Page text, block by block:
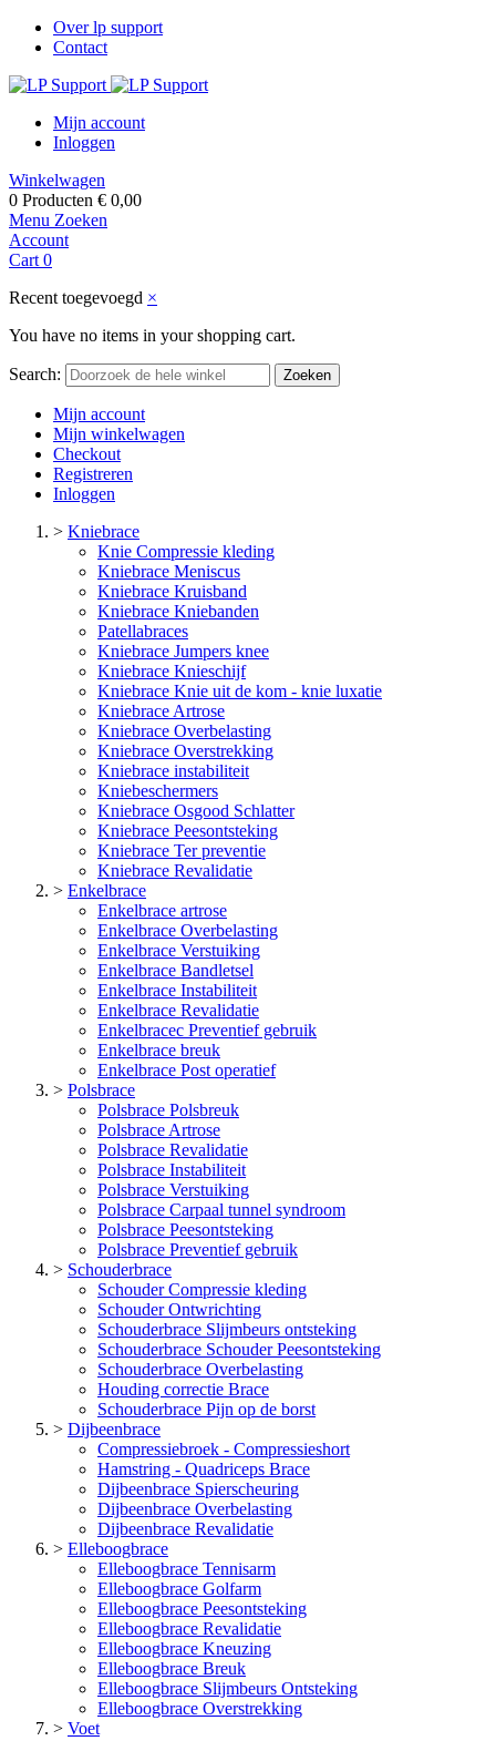
Over lp support
Contact
Mijn account
Inloggen
Winkelwagen
0 Producten € 0,00
Menu Zoeken
Account
Cart 0
Recent toegevoegd ×
You have no items in your shopping cart.
Search: Zoeken
Mijn account
Mijn winkelwagen
Checkout
Registreren
Inloggen
> Kniebrace
Knie Compressie kleding
Kniebrace Meniscus
Kniebrace Kruisband
Kniebrace Kniebanden
Patellabraces
Kniebrace Jumpers knee
Kniebrace Knieschijf
Kniebrace Knie uit de kom - knie luxatie
Kniebrace Artrose
Kniebrace Overbelasting
Kniebrace Overstrekking
Kniebrace instabiliteit
Kniebeschermers
Kniebrace Osgood Schlatter
Kniebrace Peesontsteking
Kniebrace Ter preventie
Kniebrace Revalidatie
> Enkelbrace
Enkelbrace artrose
Enkelbrace Overbelasting
Enkelbrace Verstuiking
Enkelbrace Bandletsel
Enkelbrace Instabiliteit
Enkelbrace Revalidatie
Enkelbracec Preventief gebruik
Enkelbrace breuk
Enkelbrace Post operatief
> Polsbrace
Polsbrace Polsbreuk
Polsbrace Artrose
Polsbrace Revalidatie
Polsbrace Instabiliteit
Polsbrace Verstuiking
Polsbrace Carpaal tunnel syndroom
Polsbrace Peesontsteking
Polsbrace Preventief gebruik
> Schouderbrace
Schouder Compressie kleding
Schouder Ontwrichting
Schouderbrace Slijmbeurs ontsteking
Schouderbrace Schouder Peesontsteking
Schouderbrace Overbelasting
Houding correctie Brace
Schouderbrace Pijn op de borst
> Dijbeenbrace
Compressiebroek - Compressieshort
Hamstring - Quadriceps Brace
Dijbeenbrace Spierscheuring
Dijbeenbrace Overbelasting
Dijbeenbrace Revalidatie
> Elleboogbrace
Elleboogbrace Tennisarm
Elleboogbrace Golfarm
Elleboogbrace Peesontsteking
Elleboogbrace Revalidatie
Elleboogbrace Kneuzing
Elleboogbrace Breuk
Elleboogbrace Slijmbeurs Ontsteking
Elleboogbrace Overstrekking
> Voet